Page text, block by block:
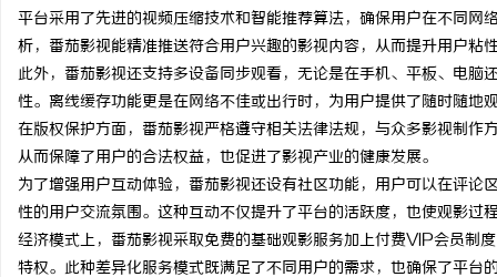
平台采用了先进的视频压缩技术和智能推荐算法，确保用户在不同
析，番茄影视能精准推送符合用户兴趣的影视内容，从而提升用户粘
此外，番茄影视还支持多设备同步观看，无论是在手机、平板、电
性。离线缓存功能更是在网络不佳或出行时，为用户提供了随时随地
在版权保护方面，番茄影视严格遵守相关法律法规，与众多影视制
从而保障了用户的合法权益，也促进了影视产业的健康发展。
为了增强用户互动体验，番茄影视还设有社区功能，用户可以在评
性的用户交流氛围。这种互动不仅提升了平台的活跃度，也使观影过
经济模式上，番茄影视采取免费的基础观影服务加上付费VIP会员制
特权。此种差异化服务模式既满足了不同用户的需求，也确保了平台